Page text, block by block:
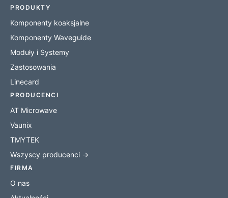
PRODUKTY
Komponenty koaksjalne
Komponenty Waveguide
Moduły i Systemy
Zastosowania
Linecard
PRODUCENCI
AT Microwave
Vaunix
TMYTEK
Wszyscy producenci →
FIRMA
O nas